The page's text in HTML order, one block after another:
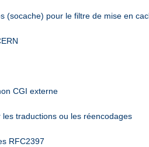
(socache) pour le filtre de mise en
CGI externe
traductions ou les réencodages
RFC2397